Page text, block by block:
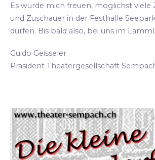
Es würde mich freuen, möglichst viele
und Zuschauer in der Festhalle
dürfen. Bis bald also, bei uns im
Guido Geisseler
Präsident Theatergesellschaft